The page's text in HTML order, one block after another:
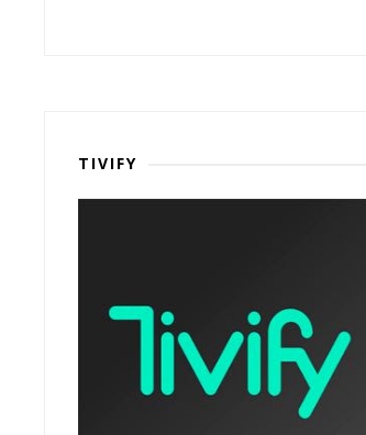
TIVIFY